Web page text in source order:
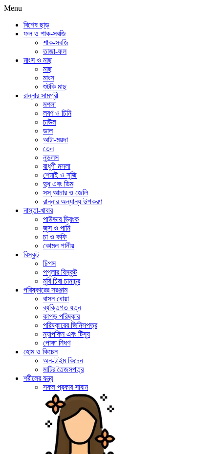
Menu
বিশেষ ছাড়
ফল ও শাক-সবজি
শাক-সবজি
তাজা-ফল
মাংস ও মাছ
মাছ
মাংস
শুটকি মাছ
রান্নার সামগ্রী
মশলা
লবণ ও চিনি
চাউল
ডাল
আটা-ময়দা
তেল
নুডলস
রাধুণী মসলা
শেমাই ও সুজি
দুধ এবং ডিম
সস্ আচার ও জেলি
রান্নার অন্যান্য উপকরণ
নাস্তা-খাবার
পাউডার ড্রিংক
জুস ও পানি
চা ও কফি
কোমল পানীয়
বিস্কুট
চিপস
পপুলার বিস্কুট
মুরি চিরা চানাচুর
পরিষ্কারের সরঞ্জাম
বাসন ধোয়া
ব্যক্তিগত যত্ন
কাপড় পরিষ্কার
পরিষ্কারের জিনিসপত্র
ন্যাপকিন এবং টিস্যু
পোকা নিধণ
হোম ও কিচেন
অন-টাইম কিচেন
মাটির তৈজসপত্র
শরীলের যন্ত্র
সকল প্রকার সাবান